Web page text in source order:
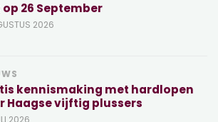
op 26 September
2026
kennismaking met hardlopen
Haagse vijftig plussers
2026